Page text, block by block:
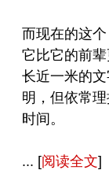
而现在的这
它比它的前
长近一米的
明，但依常
时间。
... [阅读全文]